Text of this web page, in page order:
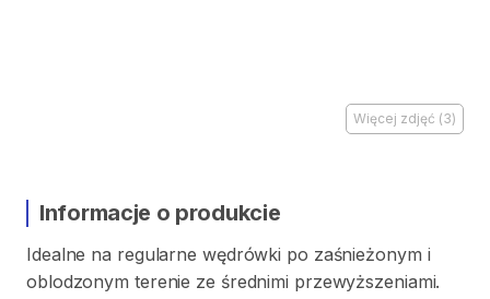
Więcej zdjęć (3)
Informacje o produkcie
Idealne na regularne wędrówki po zaśnieżonym i
oblodzonym terenie ze średnimi przewyższeniami.